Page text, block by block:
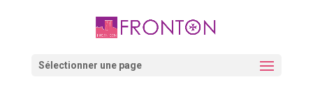
Sélectionner une page